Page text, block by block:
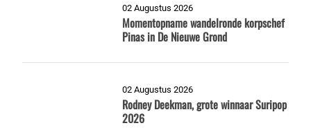
02 Augustus 2026
Momentopname wandelronde korpschef
Pinas in De Nieuwe Grond
02 Augustus 2026
Rodney Deekman, grote winnaar Suripop
2026